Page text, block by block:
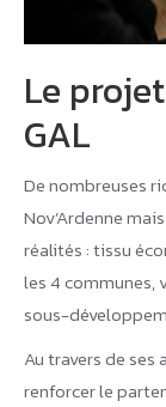
Le
GAL
De nombreuses
Nov’Ardenne
réalités : tissu
les 4 communes,
sous-
Au travers de
renforcer le